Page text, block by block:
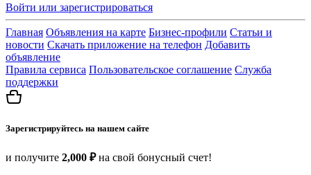
Войти или зарегистрироваться
Главная Объявления на карте Бизнес-профили Статьи и
новости Скачать приложение на телефон Добавить
объявление
Правила сервиса Пользовательское соглашение Служба
поддержки
Зарегистрируйтесь на нашем сайте
и получите 2,000 ₽на свой бонусный счет!